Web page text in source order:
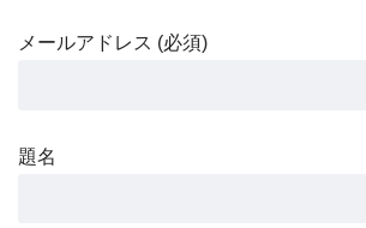
メールアドレス (必須)
題名